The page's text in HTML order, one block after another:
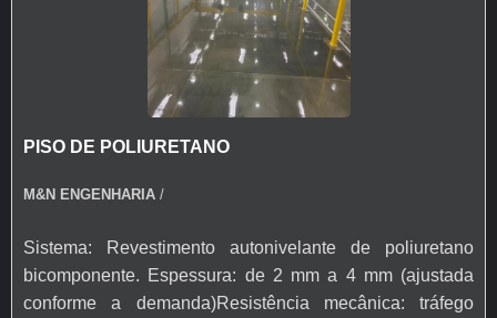
e revestir áreas produtivas, logísticas e de
armazenagem, garantindo alta resistência mecânica,
química e térmica, além de facilitar a limpeza, reduzir
custos de manutenção e atender normas de segurança e
exigência. Redução de custos com manutenção
higienização e limpeza. Possibilidade de diferentes
sistemas conforme necessidade (custo-benefício,
estética ou máxima performance).
PISO DE POLIURETANO
M&N ENGENHARIA /
Sistema: Revestimento autonivelante de poliuretano
bicomponente. Espessura: de 2 mm a 4 mm (ajustada
conforme a demanda)Resistência mecânica: tráfego